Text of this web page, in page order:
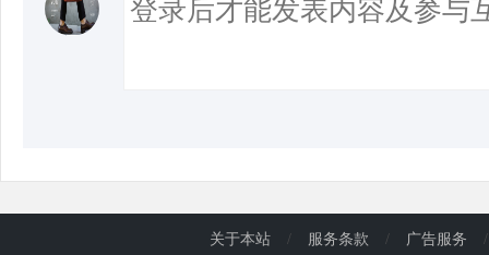
关于本站 / 服务条款 / 广告服务 /